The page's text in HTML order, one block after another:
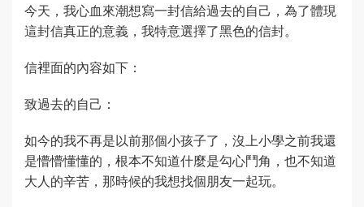
今天，我心血來潮想寫一封信給過去的自己，為了體現
這封信真正的意義，我特意選擇了黑色的信封。
信裡面的內容如下：
致過去的自己：
如今的我不再是以前那個小孩子了，沒上小學之前我還
是懵懵懂懂的，根本不知道什麼是勾心鬥角，也不知道
大人的辛苦，那時候的我想找個朋友一起玩。